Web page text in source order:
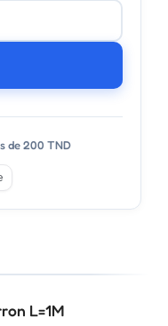
de 200 TND
L=1M